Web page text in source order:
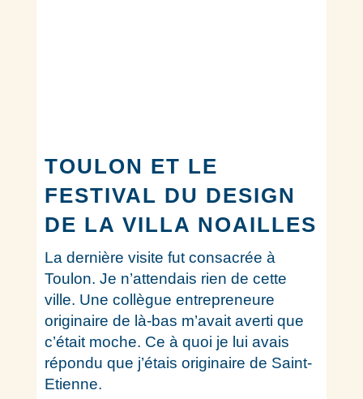
TOULON ET LE
FESTIVAL DU DESIGN
DE LA VILLA NOAILLES
La dernière visite fut consacrée à
Toulon. Je n’attendais rien de cette
ville. Une collègue entrepreneure
originaire de là-bas m’avait averti que
c’était moche. Ce à quoi je lui avais
répondu que j’étais originaire de Saint-
Etienne.